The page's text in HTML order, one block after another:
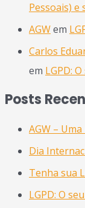
Pessoais) e
AGWem
Carlos
em LGPD:
Posts
AGW –
Dia
Tenha sua
LGPD: O